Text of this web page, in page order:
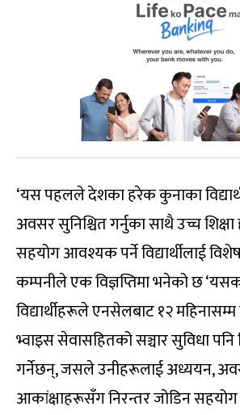
‘यस पहलले देशका हरेक कुनाका
अवसर सुनिश्चित गर्नुका साथै उच्च
सहयोग आवश्यक पर्ने विद्यार्थीलाई
कम्पनीले एक विज्ञप्तिमा भनेको छ
विद्यार्थीहरूले एनसेलबाट १२
भ्वाइस सेवासहितको सञ्चार सुविधा पनि
गर्नेछन्, जसले उनीहरूलाई अध्ययन,
आकांक्षाहरूसँग निरन्तर जोडिन सहयोग